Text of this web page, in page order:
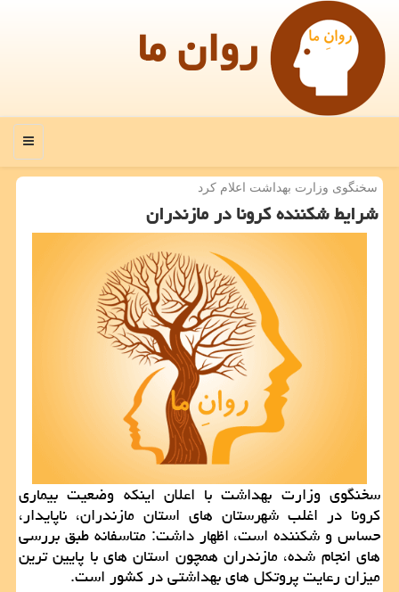
روان ما
منو
سخنگوی وزارت بهداشت اعلام كرد
شرایط شكننده كرونا در مازندران
سخنگوی وزارت بهداشت با اعلان اینکه وضعیت بیماری
کرونا در اغلب شهرستان های استان مازندران، ناپایدار،
حساس و شکننده است، اظهار داشت: متاسفانه طبق بررسی
های انجام شده، مازندران همچون استان های با پایین ترین
میزان رعایت پروتکل های بهداشتی در کشور است.